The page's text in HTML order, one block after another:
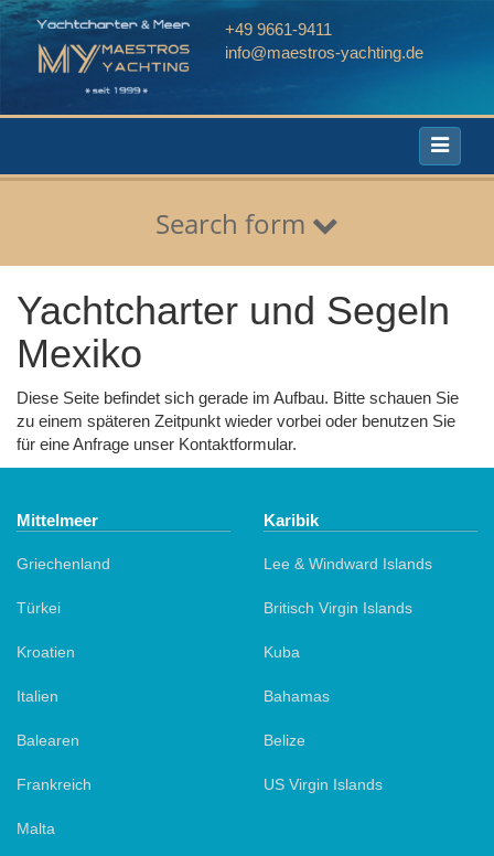
+49 9661-9411
info@maestros-yachting.de
Toggle
Search form
Yachtcharter und Segeln
Mexiko
Diese Seite befindet sich gerade im Aufbau. Bitte schauen Sie
zu einem späteren Zeitpunkt wieder vorbei oder benutzen Sie
für eine Anfrage unser Kontaktformular.
Mittelmeer
Griechenland
Türkei
Kroatien
Italien
Balearen
Frankreich
Malta
Karibik
Lee & Windward Islands
Britisch Virgin Islands
Kuba
Bahamas
Belize
US Virgin Islands